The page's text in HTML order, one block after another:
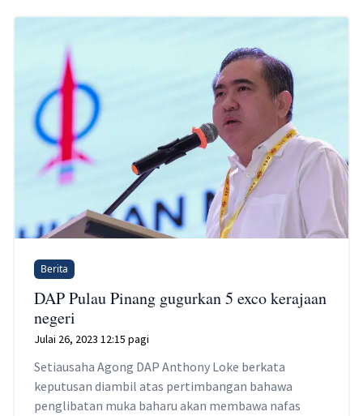
Berita
DAP Pulau Pinang gugurkan 5 exco kerajaan
negeri
Julai 26, 2023 12:15 pagi
Setiausaha Agong DAP Anthony Loke berkata
keputusan diambil atas pertimbangan bahawa
penglibatan muka baharu akan membawa nafas